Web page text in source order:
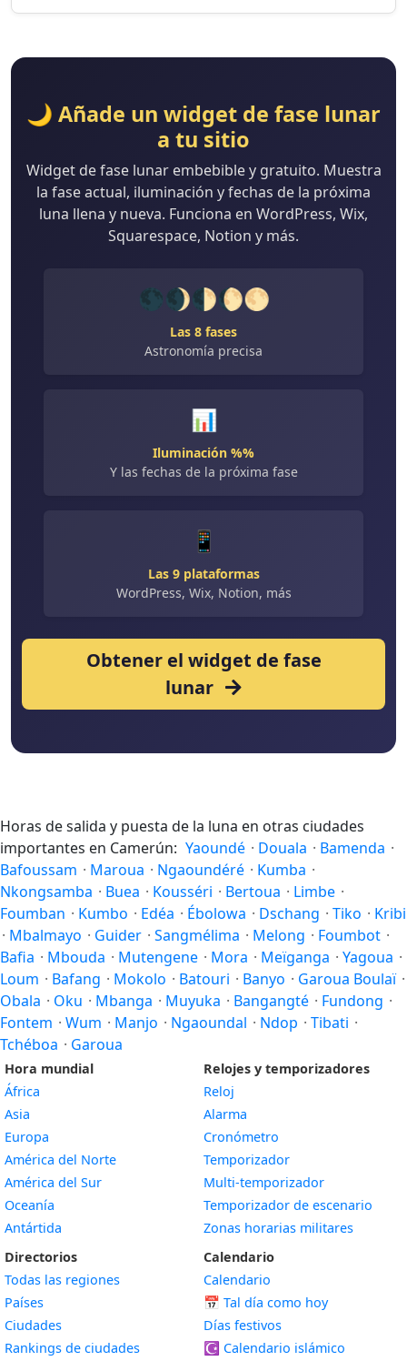
🌙 Añade un widget de fase lunar
a tu sitio
Widget de fase lunar embebible y gratuito. Muestra
la fase actual, iluminación y fechas de la próxima
luna llena y nueva. Funciona en WordPress, Wix,
Squarespace, Notion y más.
🌑🌒🌓🌔🌕
Las 8 fases
Astronomía precisa
📊
Iluminación %%
Y las fechas de la próxima fase
📱
Las 9 plataformas
WordPress, Wix, Notion, más
Obtener el widget de fase
lunar
Horas de salida y puesta de la luna en otras ciudades
importantes en Camerún: Yaoundé · Douala · Bamenda ·
Bafoussam · Maroua · Ngaoundéré · Kumba ·
Nkongsamba · Buea · Kousséri · Bertoua · Limbe ·
Foumban · Kumbo · Edéa · Ébolowa · Dschang · Tiko · Kribi
· Mbalmayo · Guider · Sangmélima · Melong · Foumbot ·
Bafia · Mbouda · Mutengene · Mora · Meïganga · Yagoua ·
Loum · Bafang · Mokolo · Batouri · Banyo · Garoua Boulaï ·
Obala · Oku · Mbanga · Muyuka · Bangangté · Fundong ·
Fontem · Wum · Manjo · Ngaoundal · Ndop · Tibati ·
Tchéboa · Garoua
Hora mundial
África
Asia
Europa
América del Norte
América del Sur
Oceanía
Antártida
Directorios
Todas las regiones
Países
Ciudades
Rankings de ciudades
Relojes y temporizadores
Reloj
Alarma
Cronómetro
Temporizador
Multi-temporizador
Temporizador de escenario
Zonas horarias militares
Calendario
Calendario
📅 Tal día como hoy
Días festivos
☪️ Calendario islámico